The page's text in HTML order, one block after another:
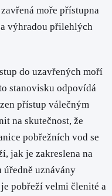
moře přístupna
výhradou přilehlých
do uzavřených moří
stanovisku odpovídá
přístup válečným
na skutečnost, že
pobřežních vod se
jak je zakreslena na
úředně uznávány
pobřeží velmi členité a